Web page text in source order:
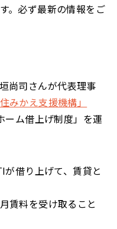
。必ず最新の情報をご
尚司さんが代表理事
みかえ支援機構」
ーム借上げ制度」を運
借り上げて、賃貸と
賃料を受け取ること